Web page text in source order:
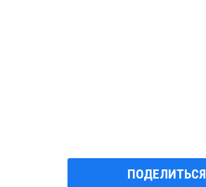
ПОДЕЛИТЬСЯ